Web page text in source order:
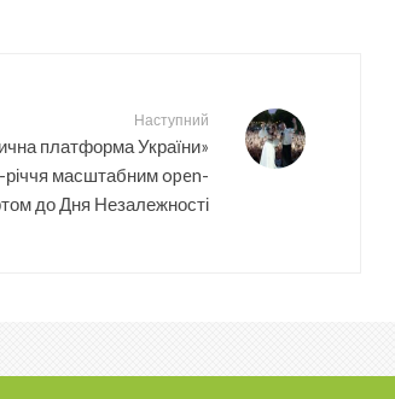
Наступний
платформа України»
річчя масштабним open-
до Дня Незалежності